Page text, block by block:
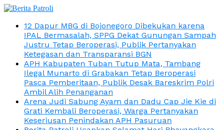
12 Dapur MBG di Bojonegoro Dibekukan karena
IPAL Bermasalah, SPPG Dekat Gunungan Sampah
Justru Tetap Beroperasi, Publik Pertanyakan
Ketegasan dan Transparansi BGN
APH Kabupaten Tuban Tutup Mata, Tambang
Ilegal Munarto di Grabakan Tetap Beroperasi
Pasca Pemberitaan, Publik Desak Bareskrim Polri
Ambil Alih Penanganan
Arena Judi Sabung Ayam dan Dadu Cap Jie Kie di
Grati Kembali Beroperasi, Warga Pertanyakan
Keseriusan Penindakan APH Pasuruan